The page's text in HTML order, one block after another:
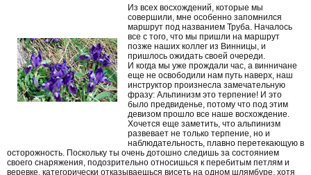
Из всех восхождений, которые мы
совершили, мне особенно запомнился
маршрут под названием Труба. Началось
все с того, что мы пришли на маршрут
позже наших коллег из Винницы, и
пришлось ожидать своей очереди.
И когда мы уже прождали час, а винничане
еще не освободили нам путь наверх, наш
инструктор произнесла замечательную
фразу: Альпинизм это терпение! И это
было предвиденье, потому что под этим
девизом прошло все наше восхождение.
Хочется еще заметить, что альпинизм
развевает не только терпение, но и
наблюдательность, плавно перетекающую в
осторожность. Поскольку ты очень дотошно следишь за состоянием
своего снаряжения, подозрительно относишься к перебитым петлям и
веревке, категорически отказываешься висеть на одном шлямбуре, хотя